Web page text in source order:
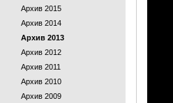
Архив 2015
Архив 2014
Архив 2013
Архив 2012
Архив 2011
Архив 2010
Архив 2009